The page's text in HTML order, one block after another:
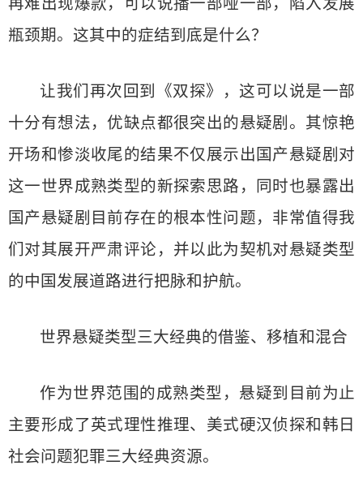
瓶颈期。这其中的症结到底是什么？
让我们再次回到《双探》，这可以说是一部
十分有想法，优缺点都很突出的悬疑剧。其惊艳
开场和惨淡收尾的结果不仅展示出国产悬疑剧对
这一世界成熟类型的新探索思路，同时也暴露出
国产悬疑剧目前存在的根本性问题，非常值得我
们对其展开严肃评论，并以此为契机对悬疑类型
的中国发展道路进行把脉和护航。
世界悬疑类型三大经典的借鉴、移植和混合
作为世界范围的成熟类型，悬疑到目前为止
主要形成了英式理性推理、美式硬汉侦探和韩日
社会问题犯罪三大经典资源。